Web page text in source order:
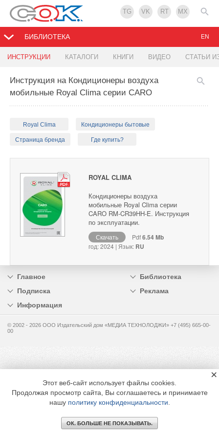
TG VK RT MX
БИБЛИОТЕКА
ИНСТРУКЦИИ КАТАЛОГИ КНИГИ ВИДЕО СТАТЬИ
EN
Инструкция на Кондиционеры воздуха
мобильные Royal Clima серии CARO
Royal Clima Кондиционеры бытовые
Страница бренда Где купить?
ROYAL CLIMA
Кондиционеры воздуха
мобильные Royal Clima серии
CARO RM-CR39HH-E. Инструкция
по эксплуатации.
Скачать Pdf6.54 Mb
год: 2024 | Язык: RU
Главное
Библиотека
Подписка
Реклама
Информация
© 2002 - 2026 OOO Издательский дом «МЕДИА ТЕХНОЛОДЖИ» +7 (495) 665-00-
00
Этот веб-сайт использует файлы cookies.
Продолжая просмотр сайта, Вы соглашаетесь и принимаете
нашу политику конфиденциальности
ОК. БОЛЬШЕ НЕ ПОКАЗЫВАТЬ.
×